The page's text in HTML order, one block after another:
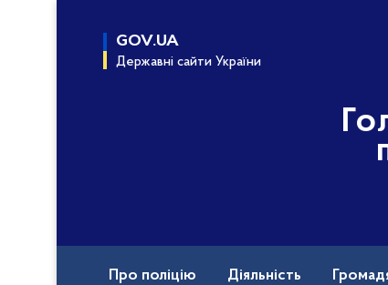
GOV.UA
Державні сайти України
Про поліцію Діяльність